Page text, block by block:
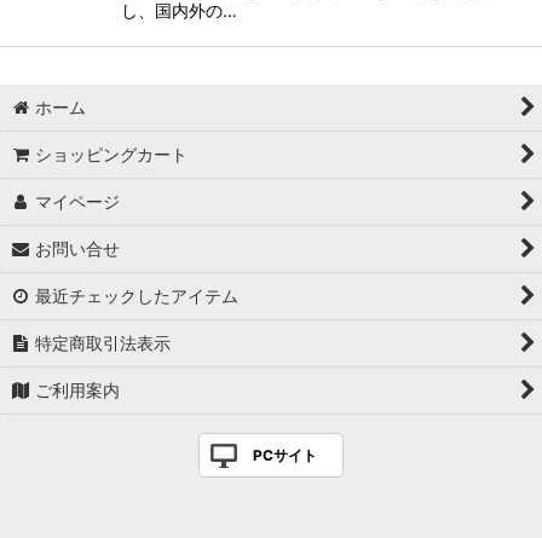
し、国内外の…
ホーム
ショッピングカート
マイページ
お問い合せ
最近チェックしたアイテム
特定商取引法表示
ご利用案内
PCサイト